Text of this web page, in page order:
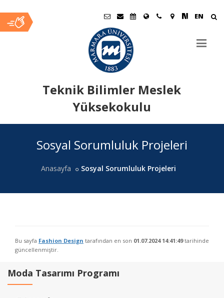
EN
Teknik Bilimler Meslek
Yüksekokulu
Sosyal Sorumluluk Projeleri
Anasayfa Sosyal Sorumluluk Projeleri
Bu sayfa Fashion Design tarafından en son 01.07.2024 14:41:49tarihinde
güncellenmiştir.
Moda Tasarımı Programı